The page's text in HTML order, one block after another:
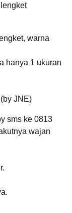
warna
hanya 1 ukuran
JNE)
sms ke 0813
wajan